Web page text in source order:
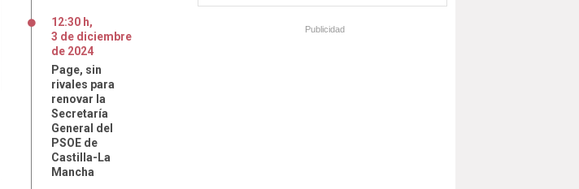
12:30 h,
3 de diciembre
de 2024
Page, sin
rivales para
renovar la
Secretaría
General del
PSOE de
Castilla-La
Mancha
Publicidad